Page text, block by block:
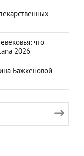
что
2026
Бажкеновой